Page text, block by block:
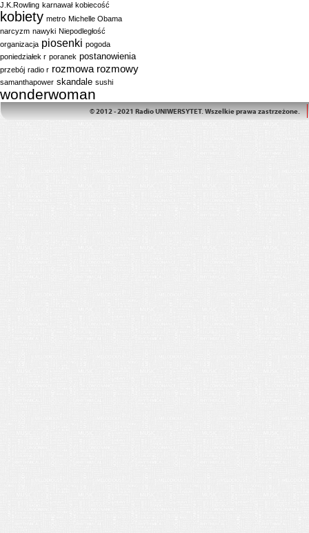
J.K.Rowling karnawał kobiecość
kobiety metro Michelle Obama
narcyzm nawyki Niepodległość
organizacja piosenki pogoda
poniedziałek r poranek postanowienia
przebój radio r rozmowa rozmowy
samanthapower skandale sushi
wonderwoman
© 2012 - 2021 Radio UNIWERSYTET. Wszelkie prawa zastrzeżone.